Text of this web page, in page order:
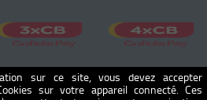
sur ce site, vous devez accepter
sur votre appareil connecté. Ces